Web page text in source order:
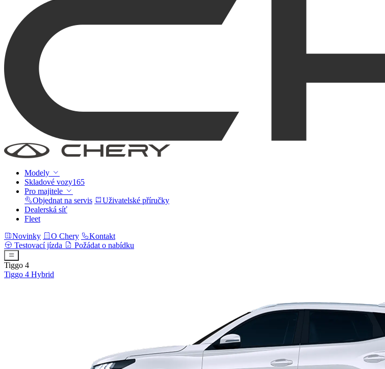
Modely
Skladové vozy165
Pro majitele
Objednat na servis
Uživatelské příručky
Dealerská síť
Fleet
Novinky
O Chery
Kontakt
Testovací jízda
Požádat o nabídku
Tiggo 4
Tiggo 4 Hybrid